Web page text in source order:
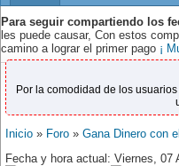
Para seguir compartiendo los
les puede causar, Con estos
camino a lograr el primer pago ¡
Por la comodidad de los
Inicio » Foro » Gana Dinero con
Fecha y hora actual: Viernes, 07